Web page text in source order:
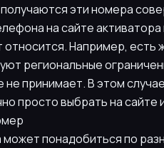
эти номера
на сайте активатора
Например, есть
региональные
принимает. В этом
просто выбрать на сайте
понадобиться по